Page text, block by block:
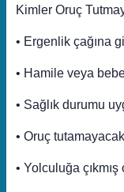
Kimler Oruç
• Ergenlik çağına
• Hamile veya
• Sağlık durumu
• Oruç
• Yolculuğa